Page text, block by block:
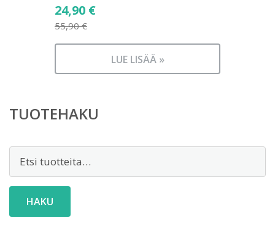
55,90€
Alkuperäinen
hinta
oli:
24,90 €
Nykyinen
on:
LUE LISÄÄ »
TUOTEHAKU
Etsi:
HAKU